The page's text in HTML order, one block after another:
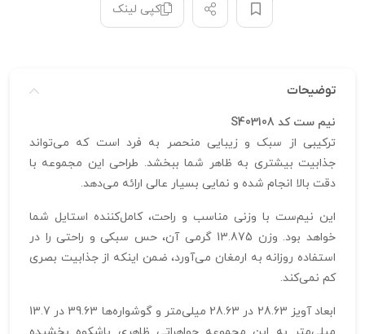
کپی لینک
توضیحات
نیم ست کد S403108
ترکیبی از سبک و زیبایی منحصر به فرد است که می‌تواند
جذابیت بیشتری به ظاهر شما ببخشد. طراحی این مجموعه با
دقت بالا انجام شده و نمایی بسیار عالی ارائه می‌دهد.
این نیم‌ست با وزنی مناسب و راحت، کامل‌کننده استایل شما
خواهد بود. وزن 13.875 گرمی آن، حس سبکی و راحتی را در
استفاده روزانه به ارمغان می‌آورد، ضمن اینکه از جذابیت بصری
کم نمی‌کند.
ابعاد آویز 28.63 در 28.63 میلی‌متر و گوشواره‌ها 39.63 در 13.7